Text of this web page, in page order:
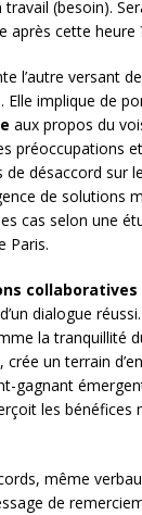
(besoin).
après cette heure
l’autre versant
implique de
aux propos du
préoccupations
désaccord sur
de solutions
cas selon une
Paris.
collaboratives
dialogue
la tranquillité
un terrain
gagnant
les bénéfices
même
de